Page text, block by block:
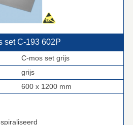
set C‑193 602P
C-mos set grijs
grijs
600 x 1200 mm